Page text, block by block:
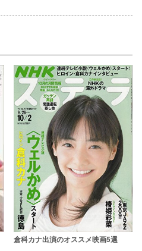
倉科カナ出演のオススメ映画5選